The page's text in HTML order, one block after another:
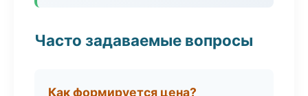
Часто задаваемые вопросы
Как формируется цена?